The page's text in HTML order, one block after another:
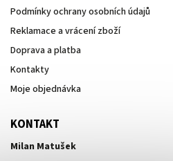
Podmínky ochrany osobních údajů
Reklamace a vrácení zboží
Doprava a platba
Kontakty
Moje objednávka
KONTAKT
Milan Matušek